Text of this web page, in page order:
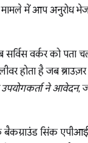
में आप अनुरोध
वर्कर को पता
होता है जब
ने आवेदन,
बैकग्राउंड सिंक